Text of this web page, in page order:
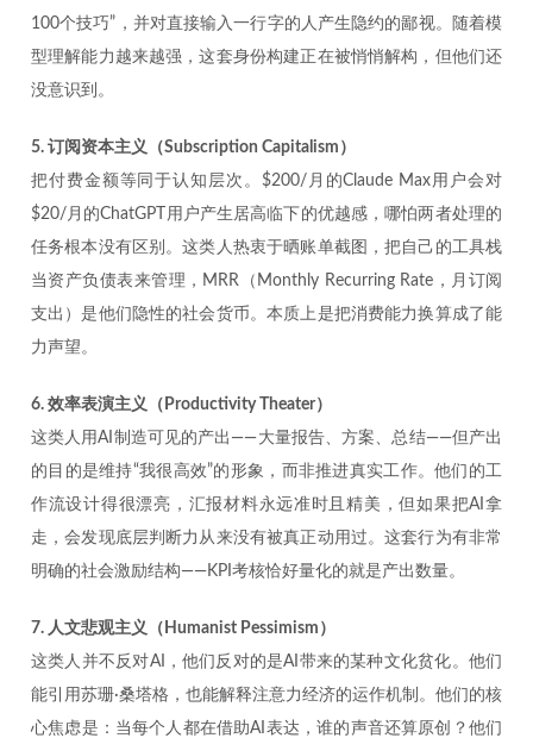
100个技巧”，并对直接输入一行字的人产生隐约的鄙视。随着模
型理解能力越来越强，这套身份构建正在被悄悄解构，但他们还
没意识到。
5. 订阅资本主义（Subscription Capitalism）
把付费金额等同于认知层次。$200/月的Claude Max用户会对
$20/月的ChatGPT用户产生居高临下的优越感，哪怕两者处理的
任务根本没有区别。这类人热衷于晒账单截图，把自己的工具栈
当资产负债表来管理，MRR（Monthly Recurring Rate，月订阅
支出）是他们隐性的社会货币。本质上是把消费能力换算成了能
力声望。
6. 效率表演主义（Productivity Theater）
这类人用AI制造可见的产出——大量报告、方案、总结——但产出
的目的是维持“我很高效”的形象，而非推进真实工作。他们的工
作流设计得很漂亮，汇报材料永远准时且精美，但如果把AI拿
走，会发现底层判断力从来没有被真正动用过。这套行为有非常
明确的社会激励结构——KPI考核恰好量化的就是产出数量。
7. 人文悲观主义（Humanist Pessimism）
这类人并不反对AI，他们反对的是AI带来的某种文化贫化。他们
能引用苏珊·桑塔格，也能解释注意力经济的运作机制。他们的核
心焦虑是：当每个人都在借助AI表达，谁的声音还算原创？他们